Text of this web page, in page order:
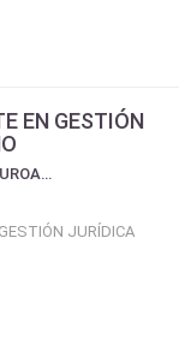
EN GESTIÓN
UPEA UNIVERSIDAD POPULAR EUROAMERICANA
JURÍDICA